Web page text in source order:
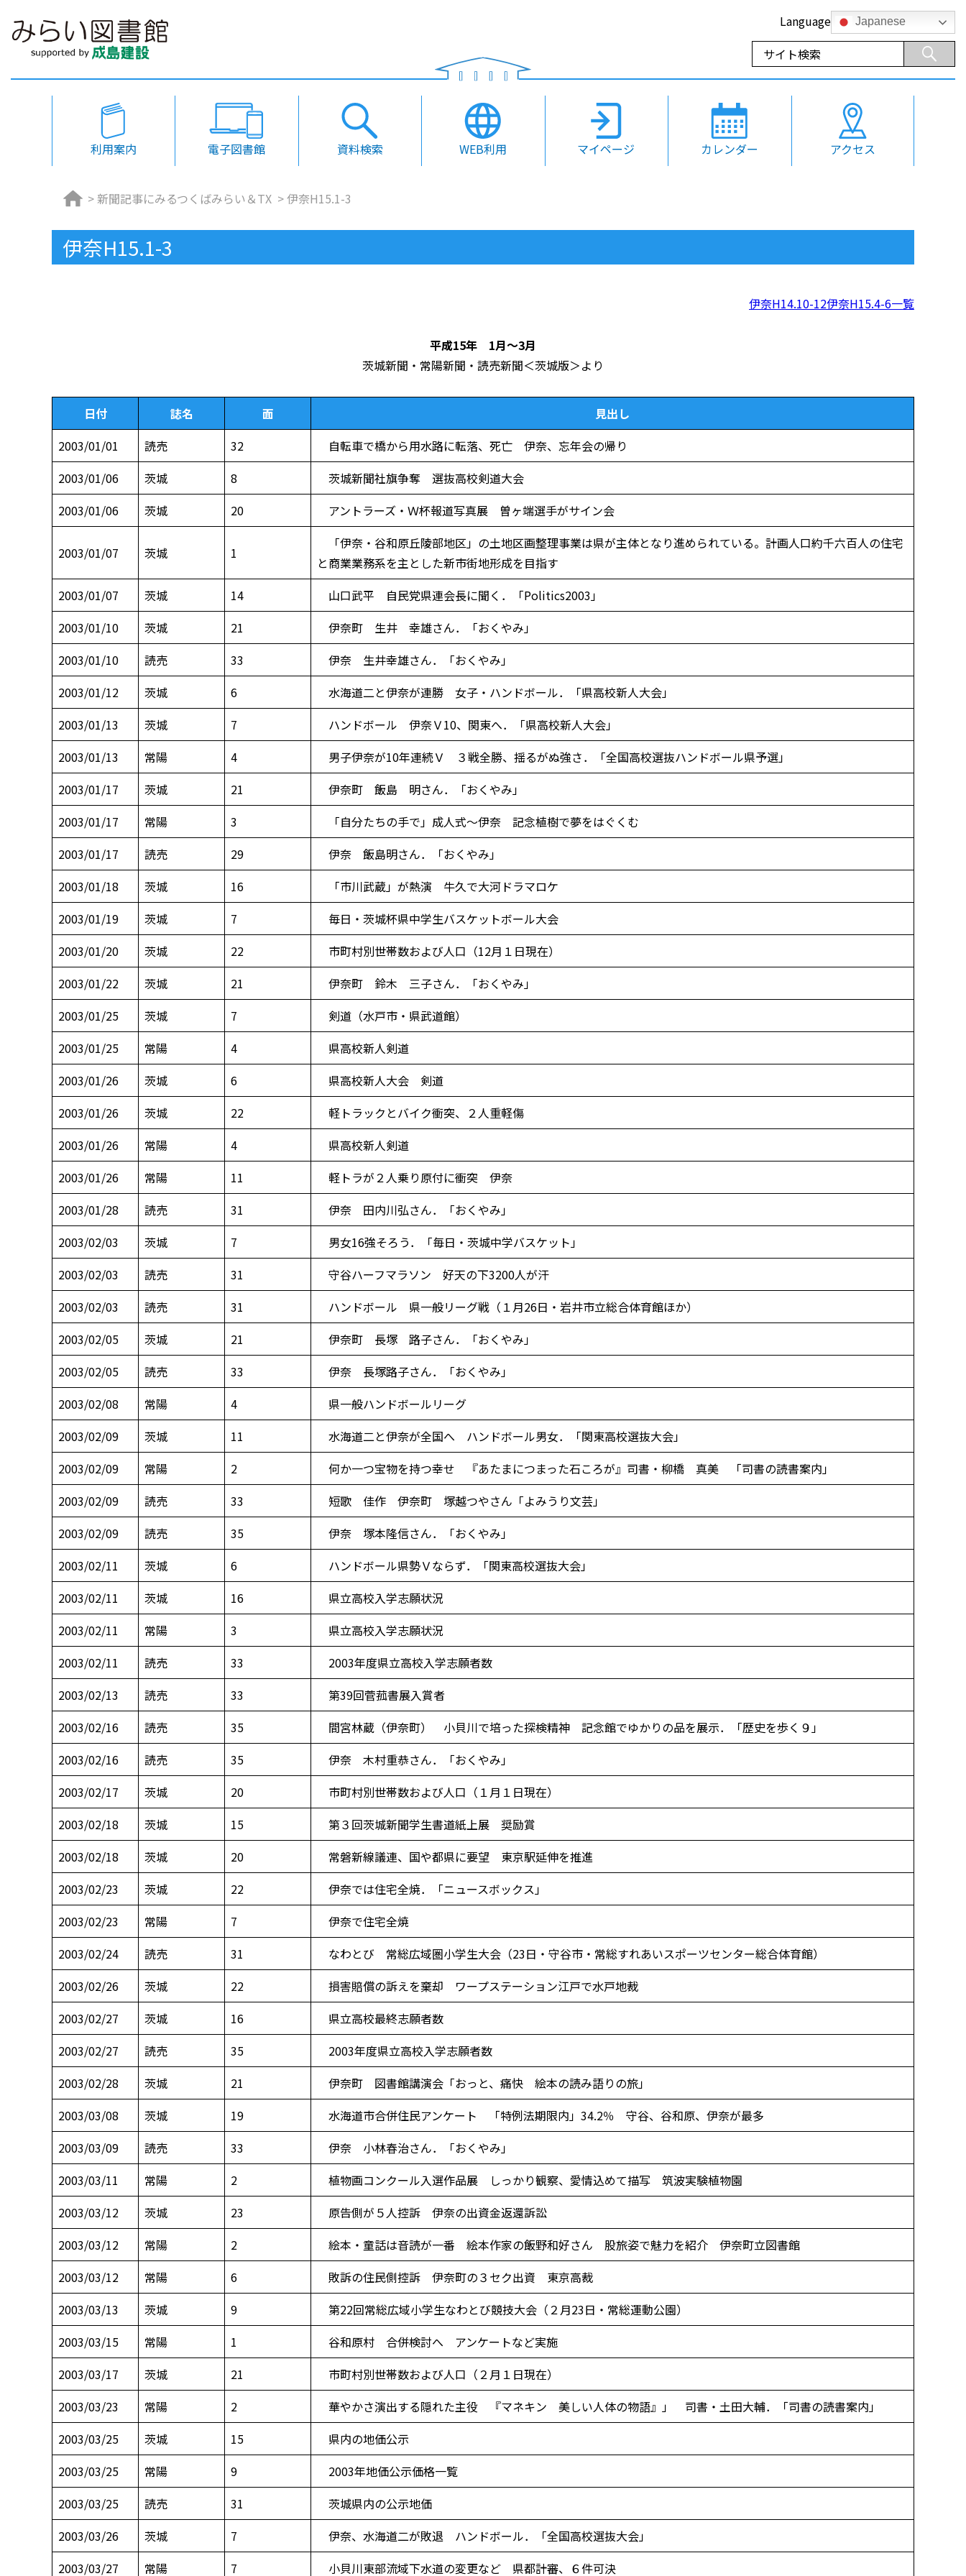
Language Japanese
利用案内 電子図書館 資料検索 WEB利用 マイページ カレンダー アクセス
> 新聞記事にみるつくばみらい＆TX >伊奈H15.1-3
伊奈H15.1-3
伊奈H14.10-12伊奈H15.4-6一覧
平成15年 1月～3月
茨城新聞・常陽新聞・読売新聞＜茨城版＞より
日付 誌名 面
見出し
2003/01/01
読売 32
自転車で橋から用水路に転落、死亡 伊奈、忘年会の帰り
2003/01/06
茨城 8
茨城新聞社旗争奪 選抜高校剣道大会
2003/01/06
茨城 20 アントラーズ・Ｗ杯報道写真展 曽ヶ端選手がサイン会
2003/01/07 茨城 1
「伊奈・谷和原丘陵部地区」の土地区画整理事業は県が主体となり進められている。計画人口約千六百人の住宅
と商業業務系を主とした新市街地形成を目指す
2003/01/07
茨城 14
山口武平 自民党県連会長に聞く．「Politics2003」
2003/01/10
茨城 21
伊奈町 生井 幸雄さん．「おくやみ」
2003/01/10
読売 33
伊奈 生井幸雄さん．「おくやみ」
2003/01/12
茨城 6
水海道二と伊奈が連勝 女子・ハンドボール．「県高校新人大会」
2003/01/13
茨城 7
ハンドボール 伊奈Ｖ10、関東へ．「県高校新人大会」
2003/01/13
常陽 4
男子伊奈が10年連続Ｖ ３戦全勝、揺るがぬ強さ．「全国高校選抜ハンドボール県予選」
2003/01/17
茨城 21
伊奈町 飯島 明さん．「おくやみ」
2003/01/17
常陽 3
「自分たちの手で」成人式～伊奈 記念植樹で夢をはぐくむ
2003/01/17
読売 29
伊奈 飯島明さん．「おくやみ」
2003/01/18
茨城 16
「市川武蔵」が熱演 牛久で大河ドラマロケ
2003/01/19
茨城 7
毎日・茨城杯県中学生バスケットボール大会
2003/01/20
茨城 22
市町村別世帯数および人口（12月１日現在）
2003/01/22
茨城 21
伊奈町 鈴木 三子さん．「おくやみ」
2003/01/25
茨城 7
剣道（水戸市・県武道館）
2003/01/25
常陽 4
県高校新人剣道
2003/01/26
茨城 6
県高校新人大会 剣道
2003/01/26
茨城 22
軽トラックとバイク衝突、２人重軽傷
2003/01/26
常陽 4
県高校新人剣道
2003/01/26
常陽 11
軽トラが２人乗り原付に衝突 伊奈
2003/01/28
読売 31
伊奈 田内川弘さん．「おくやみ」
2003/02/03
茨城 7
男女16強そろう．「毎日・茨城中学バスケット」
2003/02/03
読売 31
守谷ハーフマラソン 好天の下3200人が汗
2003/02/03
読売 31
ハンドボール 県一般リーグ戦（１月26日・岩井市立総合体育館ほか）
2003/02/05
茨城 21
伊奈町 長塚 路子さん．「おくやみ」
2003/02/05
読売 33
伊奈 長塚路子さん．「おくやみ」
2003/02/08
常陽 4
県一般ハンドボールリーグ
2003/02/09
茨城 11
水海道二と伊奈が全国へ ハンドボール男女．「関東高校選抜大会」
2003/02/09
常陽 2
何か一つ宝物を持つ幸せ 『あたまにつまった石ころが』司書・柳橋 真美 「司書の読書案内」
2003/02/09
読売 33
短歌 佳作 伊奈町 塚越つやさん「よみうり文芸」
2003/02/09
読売 35
伊奈 塚本隆信さん．「おくやみ」
2003/02/11
茨城 6
ハンドボール県勢Ｖならず．「関東高校選抜大会」
2003/02/11
茨城 16
県立高校入学志願状況
2003/02/11
常陽 3
県立高校入学志願状況
2003/02/11
読売 33
2003年度県立高校入学志願者数
2003/02/13
読売 33
第39回菅菰書展入賞者
2003/02/16
読売 35
間宮林蔵（伊奈町） 小貝川で培った探検精神 記念館でゆかりの品を展示．「歴史を歩く９」
2003/02/16
読売 35
伊奈 木村重恭さん．「おくやみ」
2003/02/17
茨城 20
市町村別世帯数および人口（１月１日現在）
2003/02/18
茨城 15
第３回茨城新聞学生書道紙上展 奨励賞
2003/02/18
茨城 20
常磐新線議連、国や都県に要望 東京駅延伸を推進
2003/02/23
茨城 22
伊奈では住宅全焼．「ニュースボックス」
2003/02/23
常陽 7
伊奈で住宅全焼
2003/02/24
読売 31
なわとび 常総広域圏小学生大会（23日・守谷市・常総すれあいスポーツセンター総合体育館）
2003/02/26
茨城 22
損害賠償の訴えを棄却 ワープステーション江戸で水戸地裁
2003/02/27
茨城 16
県立高校最終志願者数
2003/02/27
読売 35
2003年度県立高校入学志願者数
2003/02/28
茨城 21
伊奈町 図書館講演会「おっと、痛快 絵本の読み語りの旅」
2003/03/08
茨城 19
水海道市合併住民アンケート 「特例法期限内」34.2％ 守谷、谷和原、伊奈が最多
2003/03/09
読売 33
伊奈 小林春治さん．「おくやみ」
2003/03/11
常陽 2
植物画コンクール入選作品展 しっかり観察、愛情込めて描写 筑波実験植物園
2003/03/12
茨城 23
原告側が５人控訴 伊奈の出資金返還訴訟
2003/03/12
常陽 2
絵本・童話は音読が一番 絵本作家の飯野和好さん 股旅姿で魅力を紹介 伊奈町立図書館
2003/03/12
常陽 6
敗訴の住民側控訴 伊奈町の３セク出資 東京高裁
2003/03/13
茨城 9
第22回常総広域小学生なわとび競技大会（２月23日・常総運動公園）
2003/03/15
常陽 1
谷和原村 合併検討へ アンケートなど実施
2003/03/17
茨城 21
市町村別世帯数および人口（２月１日現在）
2003/03/23
常陽 2
華やかさ演出する隠れた主役 『マネキン 美しい人体の物語』」 司書・土田大輔．「司書の読書案内」
2003/03/25
茨城 15
県内の地価公示
2003/03/25
常陽 9
2003年地価公示価格一覧
2003/03/25
読売 31
茨城県内の公示地価
2003/03/26
茨城 7
伊奈、水海道二が敗退 ハンドボール．「全国高校選抜大会」
2003/03/27
常陽 7 小貝川東部流域下水道の変更など 県都計審、６件可決